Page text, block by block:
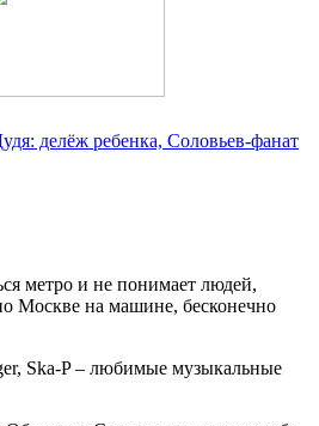
делёж ребенка, Соловьев-фанат
метро и не понимает людей,
Москве на машине, бесконечно
Ska-P – любимые музыкальные